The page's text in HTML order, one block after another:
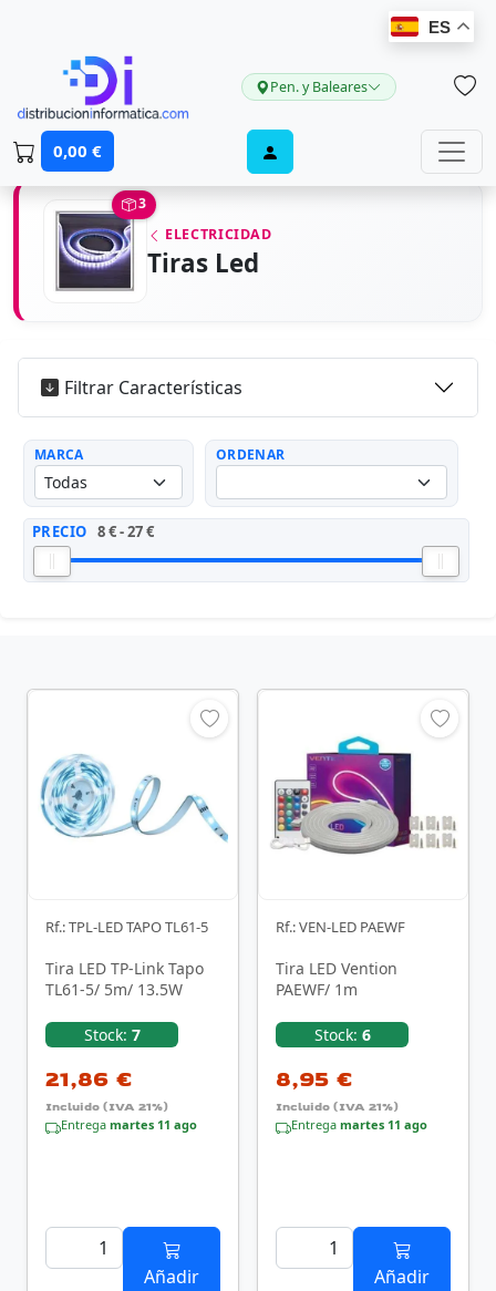
ES
Pen. y Baleares
0,00 €
3
ELECTRICIDAD
Tiras Led
Filtrar Características
MARCA ORDENAR
PRECIO 8 € - 27 €
Rf.: TPL-LED TAPO TL61-5
Tira LED TP-Link Tapo
TL61-5/ 5m/ 13.5W
Stock: 7
21,86 €
Incluido (IVA 21%)
Entrega martes 11 ago
Añadir
Rf.: VEN-LED PAEWF
Tira LED Vention
PAEWF/ 1m
Stock: 6
8,95 €
Incluido (IVA 21%)
Entrega martes 11 ago
Añadir